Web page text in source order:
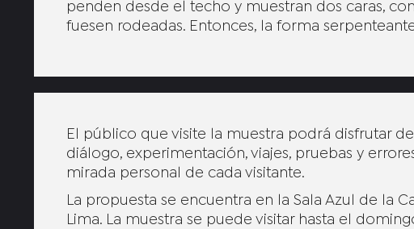
penden desde el techo y muestran dos caras,
fuesen rodeadas. Entonces, la forma
El público que visite la muestra podrá disfrutar
diálogo, experimentación, viajes, pruebas y
mirada personal de cada visitante.
La propuesta se encuentra en la Sala Azul de la
Lima. La muestra se puede visitar hasta el